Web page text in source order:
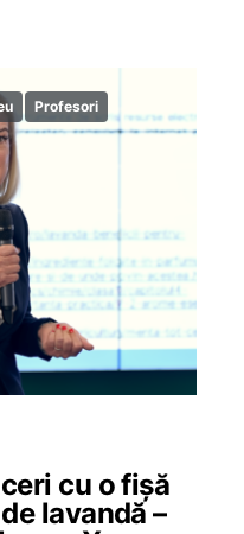
Profesori
cu o fișă
lavandă –